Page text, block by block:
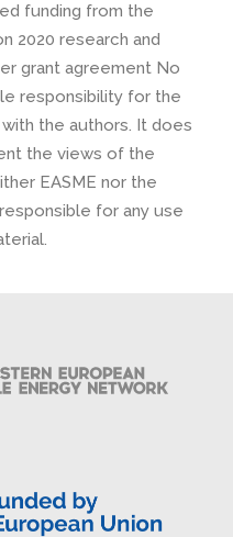
funding from the
2020 research and
grant agreement No
responsibility for the
the authors. It does
the views of the
EASME nor the
for any use